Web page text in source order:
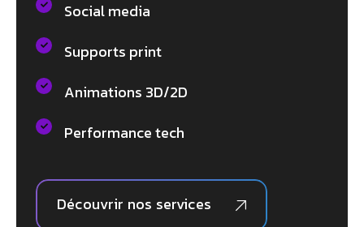
Social media
Supports print
Animations 3D/2D
Performance tech
Découvrir nos services